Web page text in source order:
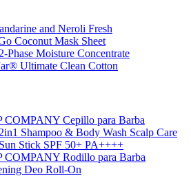
and Neroli Fresh
Coconut Mask Sheet
Phase Moisture Concentrate
Ultimate Clean Cotton
Cepillo para Barba
Shampoo & Body Wash Scalp Care
Stick SPF 50+ PA++++
Rodillo para Barba
Deo Roll-On